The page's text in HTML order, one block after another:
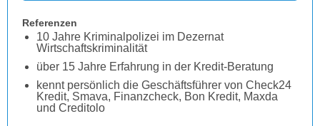
Referenzen
10 Jahre Kriminalpolizei im Dezernat
Wirtschaftskriminalität
über 15 Jahre Erfahrung in der Kredit-Beratung
kennt persönlich die Geschäftsführer von Check24
Kredit, Smava, Finanzcheck, Bon Kredit, Maxda
und Creditolo